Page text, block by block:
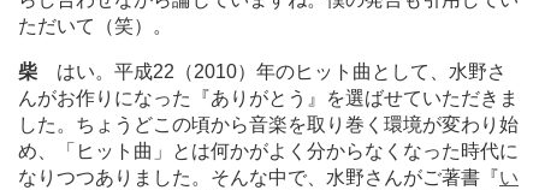
ただいて（笑）。
柴 はい。平成22（2010）年のヒット曲として、水野さ
んがお作りになった『ありがとう』を選ばせていただきま
した。ちょうどこの頃から音楽を取り巻く環境が変わり始
め、「ヒット曲」とは何かがよく分からなくなった時代に
なりつつありました。そんな中で、水野さんがご著書『い